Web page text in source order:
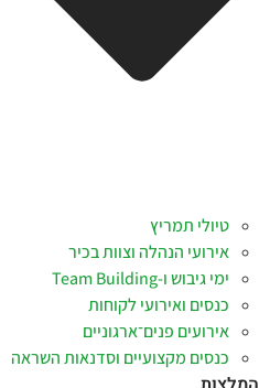
טיולי תמריץ
אירועי הנהלה וצוות בכיר
ימי גיבוש ו-Team Building
כנסים ואירועי לקוחות
אירועים פנים־ארגוניים
כנסים מקצועיים וסדנאות השראה